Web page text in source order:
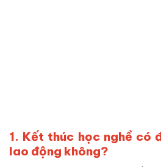
1. Kết thúc học nghề có
lao động không?